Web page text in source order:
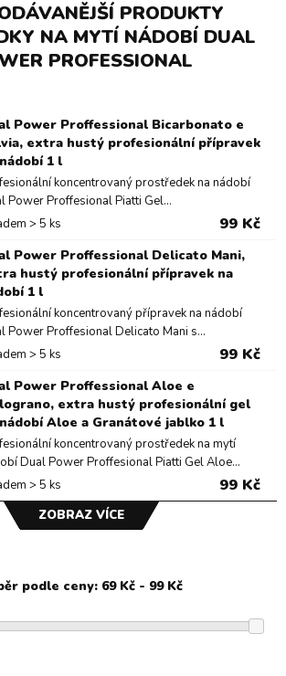
PRODUKTY
NA MYTÍ NÁDOBÍ DUAL
PROFESSIONAL
Power Proffessional Bicarbonato e
extra hustý profesionální přípravek
1 l
koncentrovaný prostředek na nádobí
Power Proffesional Piatti Gel...
> 5 ks
99 Kč
Power Proffessional Delicato Mani,
hustý profesionální přípravek na
1 l
koncentrovaný přípravek na nádobí
Power Proffesional Delicato Mani s...
> 5 ks
99 Kč
Power Proffessional Aloe e
extra hustý profesionální gel
Aloe a Granátové jablko 1 l
koncentrovaný prostředek na mytí
Dual Power Proffesional Piatti Gel Aloe...
> 5 ks
99 Kč
ZOBRAZ VÍCE